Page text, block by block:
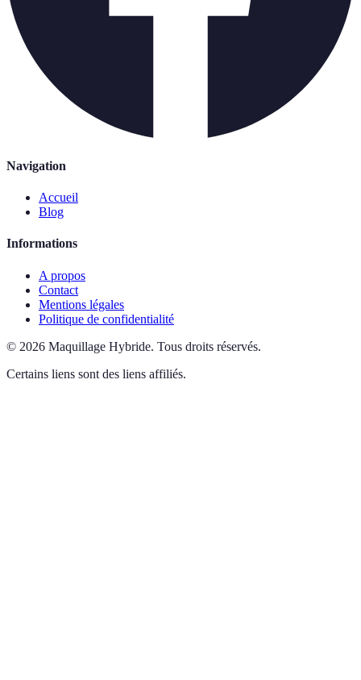
Navigation
Accueil
Blog
Informations
A propos
Contact
Mentions légales
Politique de confidentialité
© 2026 Maquillage Hybride. Tous droits réservés.
Certains liens sont des liens affiliés.